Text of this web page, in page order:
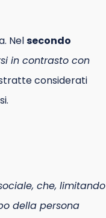
Nelsecondo
in contrasto con
considerati
che, limitando
della persona